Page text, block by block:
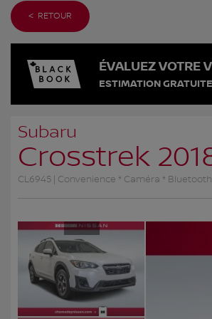
< RETOUR
ÉVALUEZ VOTRE
ESTIMATION
Subaru
Crosstrek
CL6945 | Convenience * Caméra *